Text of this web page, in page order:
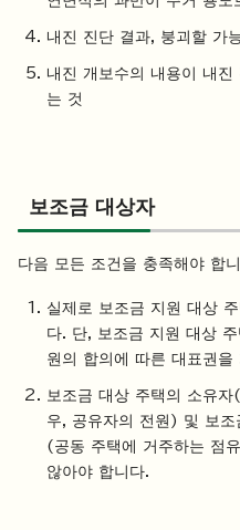
내진 진단 결과, 붕괴할 가
내진 개보수의 내용이 내
는 것
보조금 대상자
다음 모든 조건을 충족해야 합
실제로 보조금 지원 대상
다. 단, 보조금 지원 대상
원의 합의에 따른 대표권을
보조금 대상 주택의 소유
우, 공유자의 전원) 및 보
(공동 주택에 거주하는 점
않아야 합니다.